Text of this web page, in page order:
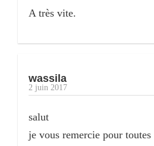
A très vite.
wassila
2 juin 2017
salut
je vous remercie pour